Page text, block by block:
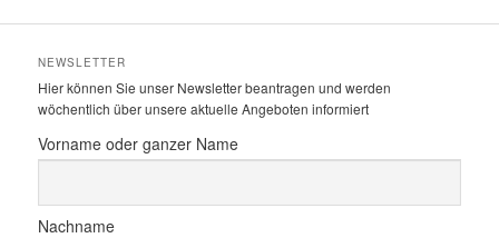
NEWSLETTER
Hier können Sie unser Newsletter beantragen und werden
wöchentlich über unsere aktuelle Angeboten informiert
Vorname oder ganzer Name
Nachname